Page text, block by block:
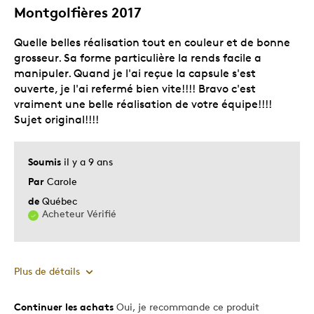
Montgolfières 2017
Soumis il y a 9 ans
Par Carole
de Québec
Acheteur Vérifié
Quelle belles réalisation tout en couleur et de bonne
grosseur. Sa forme particulière la rends facile a
manipuler. Quand je l'ai reçue la capsule s'est
ouverte, je l'ai refermé bien vite!!!! Bravo c'est
vraiment une belle réalisation de votre équipe!!!!
Sujet original!!!!
Plus de détails
Le pour
Continuer les achats Oui, je recommande ce produit